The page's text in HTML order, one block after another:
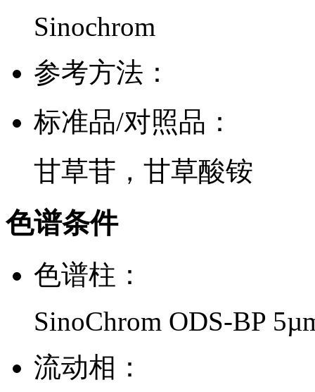
Sinochrom
参考方法：
标准品/对照品：
甘草苷，甘草酸铵
色谱条件
色谱柱：
SinoChrom ODS-BP
流动相：